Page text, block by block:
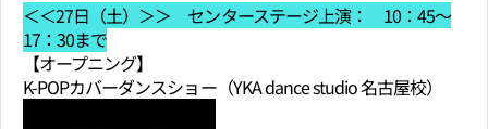
＜＜27日（土）＞＞ センターステージ上演： 10：45～
17：30まで
【オープニング】
K-POPカバーダンスショー（YKA dance studio 名古屋校）